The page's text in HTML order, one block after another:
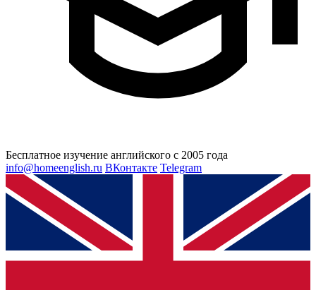
Бесплатное изучение английского с 2005 года
info@homeenglish.ru ВКонтакте Telegram